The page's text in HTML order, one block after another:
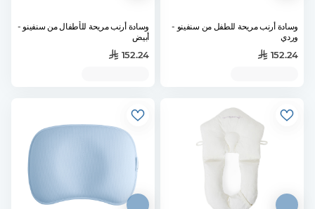
وسادة أرنب مريحة للطفل من سنفينو -
وردي
152.24
وسادة أرنب مريحة للأطفال من سنفينو -
أبيض
152.24